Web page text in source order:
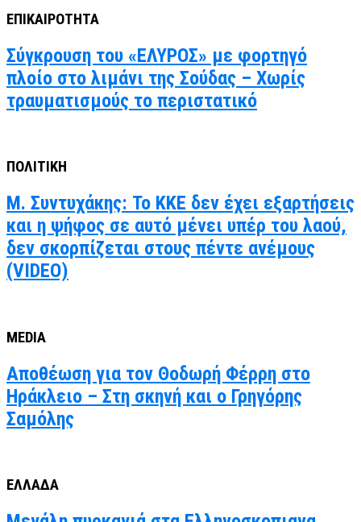
ΕΠΙΚΑΙΡΟΤΗΤΑ
Σύγκρουση του «ΕΛΥΡΟΣ» με φορτηγό
πλοίο στο λιμάνι της Σούδας – Χωρίς
τραυματισμούς το περιστατικό
ΠΟΛΙΤΙΚΗ
Μ. Συντυχάκης: Το ΚΚΕ δεν έχει εξαρτήσεις
και η ψήφος σε αυτό μένει υπέρ του λαού,
δεν σκορπίζεται στους πέντε ανέμους
(VIDEO)
MEDIA
Αποθέωση για τον Θοδωρή Φέρρη στο
Ηράκλειο – Στη σκηνή και ο Γρηγόρης
Σαμόλης
ΕΛΛΑΔΑ